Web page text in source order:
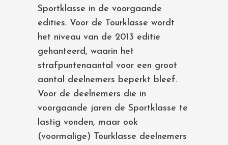
Sportklasse in de voorgaande
edities. Voor de Tourklasse wordt
het niveau van de 2013 editie
gehanteerd, waarin het
strafpuntenaantal voor een groot
aantal deelnemers beperkt bleef.
Voor de deelnemers die in
voorgaande jaren de Sportklasse te
lastig vonden, maar ook
(voormalige) Tourklasse deelnemers